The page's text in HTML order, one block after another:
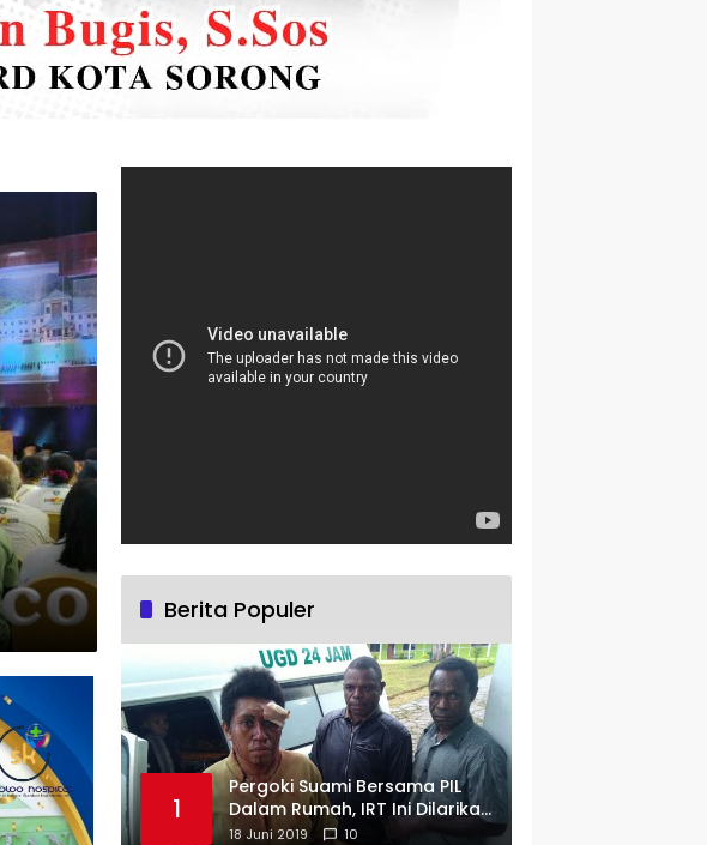
Berita Populer
1
Pergoki Suami Bersama PIL
Dalam Rumah, IRT Ini Dilarikan
ke RS
18 Juni 2019 10